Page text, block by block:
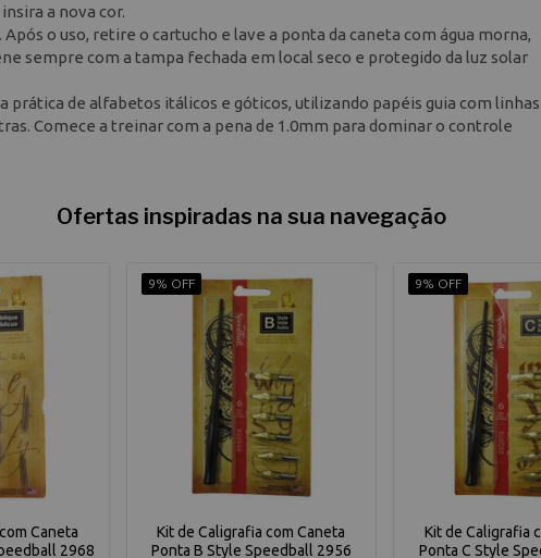
a nova cor.
o uso, retire o cartucho e lave a ponta da caneta com água morna,
sempre com a tampa fechada em local seco e protegido da luz solar
prática de alfabetos itálicos e góticos, utilizando papéis guia com linhas
Comece a treinar com a pena de 1.0mm para dominar o controle
Ofertas inspiradas na sua navegação
Caneta
2968
9% OFF
Kit de Caligrafia com Caneta
Ponta B Style Speedball 2956
9% OFF
Kit de Caligrafia
Ponta C Style